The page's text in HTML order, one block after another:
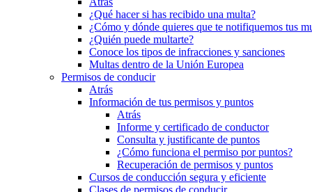
¿Qué hacer si has recibido una multa?
¿Cómo y dónde quieres que te notifiquemos tus
¿Quién puede multarte?
Conoce los tipos de infracciones y sanciones
Multas dentro de la Unión Europea
Permisos de conducir
Atrás
Información de tus permisos y puntos
Atrás
Informe y certificado de conductor
Consulta y justificante de puntos
¿Cómo funciona el permiso por puntos?
Recuperación de permisos y puntos
Cursos de conducción segura y eficiente